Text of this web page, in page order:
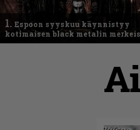
1. Espoon syyskuu käynnistyy
kotimaisen black metalin